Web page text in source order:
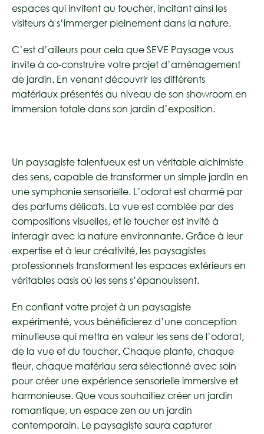
espaces qui invitent au toucher, incitant ainsi les
visiteurs à s’immerger pleinement dans la nature.
C’est d’ailleurs pour cela que SEVE Paysage vous
invite à co-construire votre projet d’aménagement
de jardin. En venant découvrir les différents
matériaux présentés au niveau de son showroom en
immersion totale dans son jardin d’exposition.
Un paysagiste talentueux est un véritable alchimiste
des sens, capable de transformer un simple jardin en
une symphonie sensorielle. L’odorat est charmé par
des parfums délicats. La vue est comblée par des
compositions visuelles, et le toucher est invité à
interagir avec la nature environnante. Grâce à leur
expertise et à leur créativité, les paysagistes
professionnels transforment les espaces extérieurs en
véritables oasis où les sens s’épanouissent.
En confiant votre projet à un paysagiste
expérimenté, vous bénéficierez d’une conception
minutieuse qui mettra en valeur les sens de l’odorat,
de la vue et du toucher. Chaque plante, chaque
fleur, chaque matériau sera sélectionné avec soin
pour créer une expérience sensorielle immersive et
harmonieuse. Que vous souhaitiez créer un jardin
romantique, un espace zen ou un jardin
contemporain. Le paysagiste saura capturer